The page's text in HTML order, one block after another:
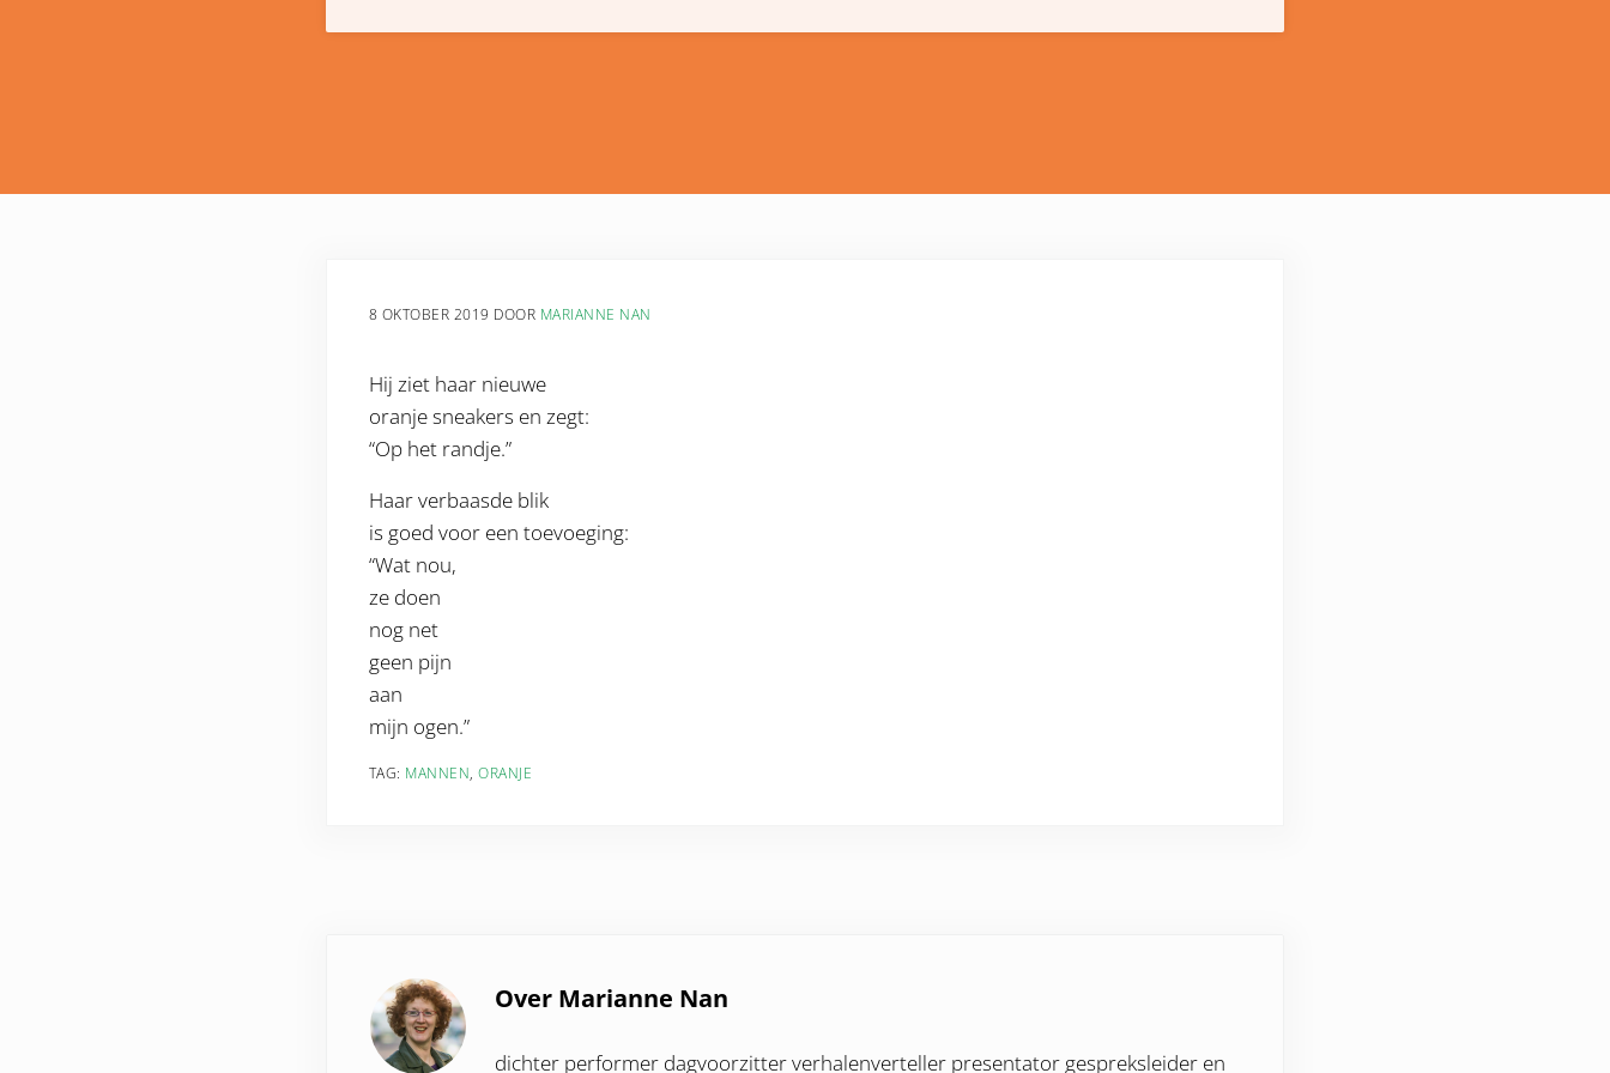
8 OKTOBER 2019 DOOR MARIANNE NAN
Hij ziet haar nieuwe
oranje sneakers en zegt:
“Op het randje.”
Haar verbaasde blik
is goed voor een toevoeging:
“Wat nou,
ze doen
nog net
geen pijn
aan
mijn ogen.”
TAG: MANNEN,ORANJE
Over Marianne Nan
dichter performer dagvoorzitter verhalenverteller presentator gespreksleider en